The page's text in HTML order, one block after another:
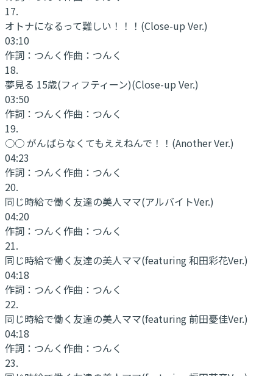
17.
オトナになるって難しい！！！ (Close-up Ver.)
03:10
作詞： つんく作曲： つんく
18.
夢見る 15歳(フィフティーン)(Close-up Ver.)
03:50
作詞： つんく作曲： つんく
19.
○○ がんばらなくてもええねんで！！ (Another Ver.)
04:23
作詞： つんく作曲： つんく
20.
同じ時給で働く友達の美人ママ(アルバイトVer.)
04:20
作詞： つんく作曲： つんく
21.
同じ時給で働く友達の美人ママ(featuring 和田彩花Ver.)
04:18
作詞： つんく作曲： つんく
22.
同じ時給で働く友達の美人ママ(featuring 前田憂佳Ver.)
04:18
作詞： つんく作曲： つんく
23.